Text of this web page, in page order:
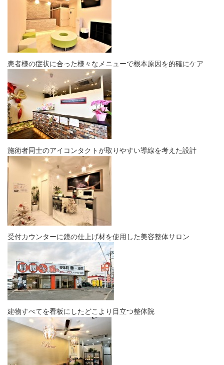
患者様の症状に合った様々なメニューで根本原因を的確にケア
施術者同士のアイコンタクトが取りやすい導線を考えた設計
受付カウンターに鏡の仕上げ材を使用した美容整体サロン
建物すべてを看板にしたどこより目立つ整体院